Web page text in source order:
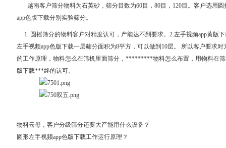
越南客户筛分物料为石英砂，筛分目数为60目，80目，120目。客户选用圆
app色版下载分别实验筛分。
1. 圆摇筛分的物料客户对精度认可，产能达不到要求。2.左手视频app黄版
左手视频app色版下载一层筛分面积为8平方，可以做到10层。 所以客户要求
的工作原理，物料怎么在筛机里面筛分，*********物料怎么布置，用物料在筛机
版下载***终的认可。
物料云母，客户分级筛分还要大产能用什么设备？
圆形左手视频app色版下载工作运行原理？